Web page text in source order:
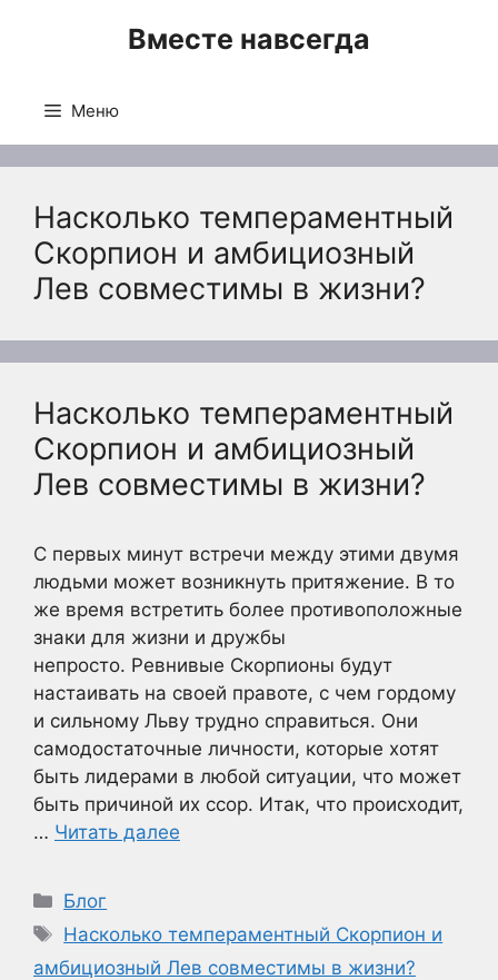
Вместе навсегда
Меню
Насколько темпераментный
Скорпион и амбициозный
Лев совместимы в жизни?
Насколько темпераментный
Скорпион и амбициозный
Лев совместимы в жизни?
С первых минут встречи между этими двумя
людьми может возникнуть притяжение. В то
же время встретить более противоположные
знаки для жизни и дружбы
непросто. Ревнивые Скорпионы будут
настаивать на своей правоте, с чем гордому
и сильному Льву трудно справиться. Они
самодостаточные личности, которые хотят
быть лидерами в любой ситуации, что может
быть причиной их ссор. Итак, что происходит,
… Читать далее
Рубрики
Блог
Метки
Насколько темпераментный Скорпион и
амбициозный Лев совместимы в жизни?